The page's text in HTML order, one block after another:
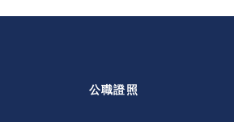
公職證照